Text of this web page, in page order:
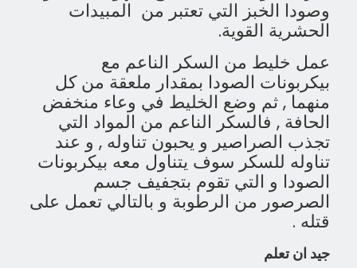
وصودا الخبز التي تعتبر من المبيدات
الحشرية القوية.
عمل خليط من السكر الناعم مع
بيكربونات الصودا بمقدار ملعقة من كل
منهما , ثم وضع الخليط في وعاء منخفض
الحافة , فالسكر الناعم من المواد التي
تجذب الصراصير و يحبون تناوله , و عند
تناوله للسكر سوف يتناول معه بيكربونات
الصودا و التي تقوم بتجفيف جسم
الصرصور من الرطوبة و بالتالي تعمل على
قتله .
جيد ان تعلم